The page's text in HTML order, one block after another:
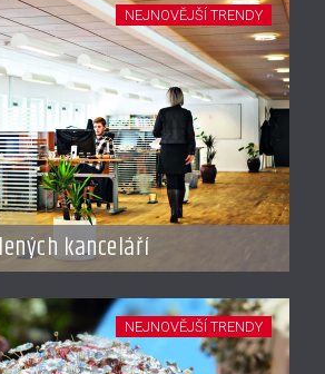
kanceláří
NEJNOVĚJŠÍ TRENDY
NEJNOVĚJŠÍ TRENDY